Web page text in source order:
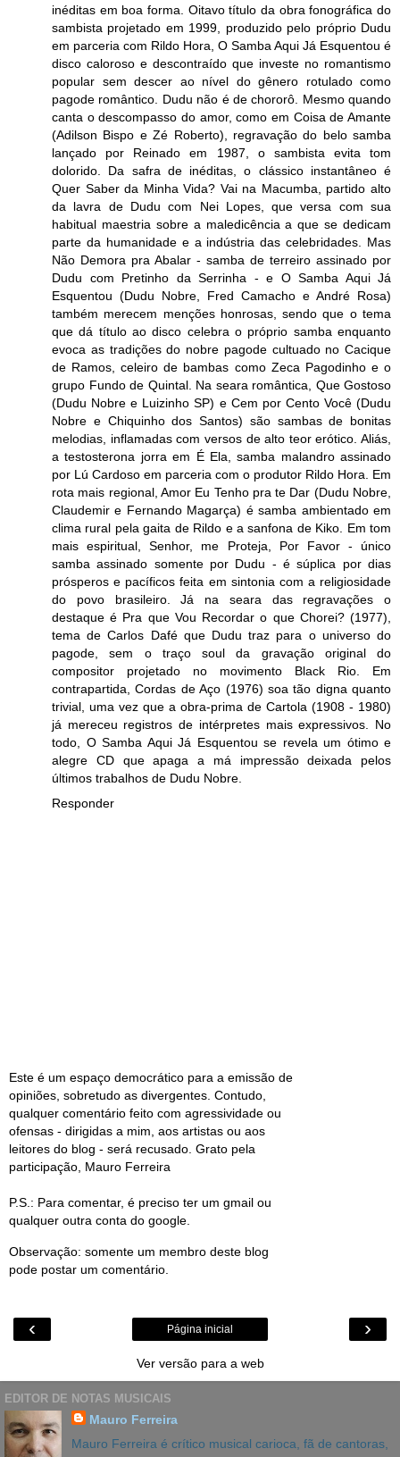
inéditas em boa forma. Oitavo título da obra fonográfica do
sambista projetado em 1999, produzido pelo próprio Dudu
em parceria com Rildo Hora, O Samba Aqui Já Esquentou é
disco caloroso e descontraído que investe no romantismo
popular sem descer ao nível do gênero rotulado como
pagode romântico. Dudu não é de chororô. Mesmo quando
canta o descompasso do amor, como em Coisa de Amante
(Adilson Bispo e Zé Roberto), regravação do belo samba
lançado por Reinado em 1987, o sambista evita tom
dolorido. Da safra de inéditas, o clássico instantâneo é
Quer Saber da Minha Vida? Vai na Macumba, partido alto
da lavra de Dudu com Nei Lopes, que versa com sua
habitual maestria sobre a maledicência a que se dedicam
parte da humanidade e a indústria das celebridades. Mas
Não Demora pra Abalar - samba de terreiro assinado por
Dudu com Pretinho da Serrinha - e O Samba Aqui Já
Esquentou (Dudu Nobre, Fred Camacho e André Rosa)
também merecem menções honrosas, sendo que o tema
que dá título ao disco celebra o próprio samba enquanto
evoca as tradições do nobre pagode cultuado no Cacique
de Ramos, celeiro de bambas como Zeca Pagodinho e o
grupo Fundo de Quintal. Na seara romântica, Que Gostoso
(Dudu Nobre e Luizinho SP) e Cem por Cento Você (Dudu
Nobre e Chiquinho dos Santos) são sambas de bonitas
melodias, inflamadas com versos de alto teor erótico. Aliás,
a testosterona jorra em É Ela, samba malandro assinado
por Lú Cardoso em parceria com o produtor Rildo Hora. Em
rota mais regional, Amor Eu Tenho pra te Dar (Dudu Nobre,
Claudemir e Fernando Magarça) é samba ambientado em
clima rural pela gaita de Rildo e a sanfona de Kiko. Em tom
mais espiritual, Senhor, me Proteja, Por Favor - único
samba assinado somente por Dudu - é súplica por dias
prósperos e pacíficos feita em sintonia com a religiosidade
do povo brasileiro. Já na seara das regravações o
destaque é Pra que Vou Recordar o que Chorei? (1977),
tema de Carlos Dafé que Dudu traz para o universo do
pagode, sem o traço soul da gravação original do
compositor projetado no movimento Black Rio. Em
contrapartida, Cordas de Aço (1976) soa tão digna quanto
trivial, uma vez que a obra-prima de Cartola (1908 - 1980)
já mereceu registros de intérpretes mais expressivos. No
todo, O Samba Aqui Já Esquentou se revela um ótimo e
alegre CD que apaga a má impressão deixada pelos
últimos trabalhos de Dudu Nobre.
Responder
Este é um espaço democrático para a emissão de
opiniões, sobretudo as divergentes. Contudo,
qualquer comentário feito com agressividade ou
ofensas - dirigidas a mim, aos artistas ou aos
leitores do blog - será recusado. Grato pela
participação, Mauro Ferreira
P.S.: Para comentar, é preciso ter um gmail ou
qualquer outra conta do google.
Observação: somente um membro deste blog
pode postar um comentário.
‹ ›
Página inicial
Ver versão para a web
EDITOR DE NOTAS MUSICAIS
Mauro Ferreira
Mauro Ferreira é crítico musical carioca, fã de cantoras,